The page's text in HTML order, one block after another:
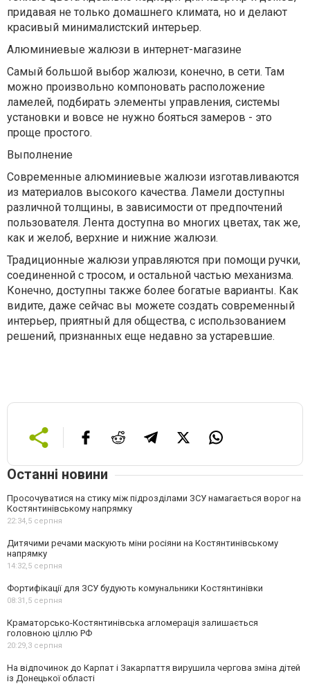
придавая не только домашнего климата, но и делают
красивый минималистский интерьер.
Алюминиевые жалюзи в интернет-магазине
Самый большой выбор жалюзи, конечно, в сети. Там
можно произвольно компоновать расположение
ламелей, подбирать элементы управления, системы
установки и вовсе не нужно бояться замеров - это
проще простого.
Выполнение
Современные алюминиевые жалюзи изготавливаются
из материалов высокого качества. Ламели доступны
различной толщины, в зависимости от предпочтений
пользователя. Лента доступна во многих цветах, так же,
как и желоб, верхние и нижние жалюзи.
Традиционные жалюзи управляются при помощи ручки,
соединенной с тросом, и остальной частью механизма.
Конечно, доступны также более богатые варианты. Как
видите, даже сейчас вы можете создать современный
интерьер, приятный для общества, с использованием
решений, признанных еще недавно за устаревшие.
Останні новини
Просочуватися на стику між підрозділами ЗСУ намагається ворог на
Костянтинівському напрямку
22:34,5 серпня
Дитячими речами маскують міни росіяни на Костянтинівському
напрямку
14:32,5 серпня
Фортифікації для ЗСУ будують комунальники Костянтинівки
08:31,5 серпня
Краматорсько-Костянтинівська агломерація залишається
головною ціллю РФ
20:29,3 серпня
На відпочинок до Карпат і Закарпаття вирушила чергова зміна дітей
із Донецької області